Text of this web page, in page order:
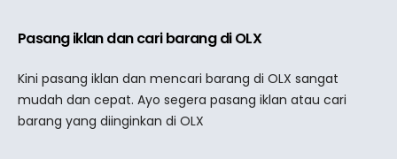
Pasang iklan dan cari barang di OLX
Kini pasang iklan dan mencari barang di OLX sangat
mudah dan cepat. Ayo segera pasang iklan atau cari
barang yang diinginkan di OLX